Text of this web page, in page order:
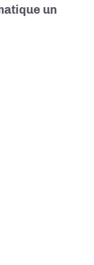
un